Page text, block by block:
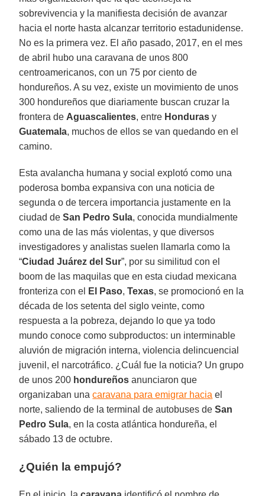
sobrevivencia y la manifiesta decisión de avanzar
hacia el norte hasta alcanzar territorio estadunidense.
No es la primera vez. El año pasado, 2017, en el mes
de abril hubo una caravana de unos 800
centroamericanos, con un 75 por ciento de
hondureños. A su vez, existe un movimiento de unos
300 hondureños que diariamente buscan cruzar la
frontera de Aguascalientes, entre Honduras y
Guatemala, muchos de ellos se van quedando en el
camino.
Esta avalancha humana y social explotó como una
poderosa bomba expansiva con una noticia de
segunda o de tercera importancia justamente en la
ciudad de San Pedro Sula, conocida mundialmente
como una de las más violentas, y que diversos
investigadores y analistas suelen llamarla como la
“Ciudad Juárez del Sur”, por su similitud con el
boom de las maquilas que en esta ciudad mexicana
fronteriza con el
El Paso,Texas, se promocionó en la
década de los setenta del siglo veinte, como
respuesta a la pobreza, dejando lo que ya todo
mundo conoce como subproductos: un interminable
aluvión de migración interna, violencia delincuencial
juvenil, el narcotráfico. ¿Cuál fue la noticia? Un grupo
de unos 200 hondureños anunciaron que
organizaban unacaravana para emigrar hacia el
norte, saliendo de la terminal de autobuses deSan
Pedro Sula, en la costa atlántica hondureña, el
sábado 13 de octubre.
¿Quién la empujó?